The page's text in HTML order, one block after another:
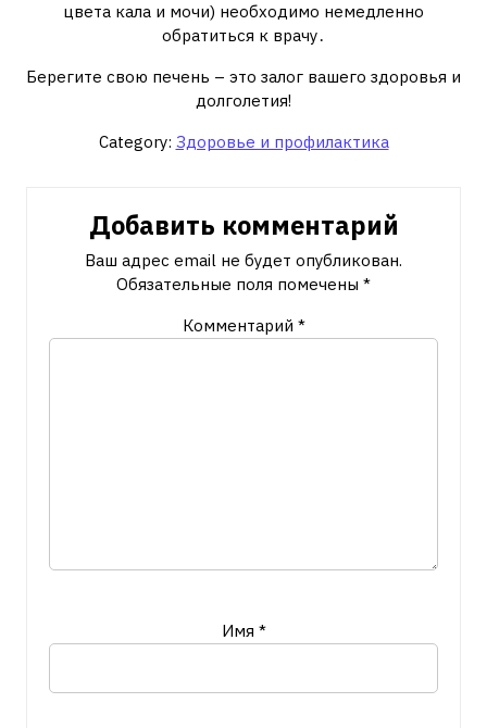
цвета кала и мочи) необходимо немедленно
обратиться к врачу․
Берегите свою печень – это залог вашего здоровья и
долголетия!
Category: Здоровье и профилактика
Добавить комментарий
Ваш адрес email не будет опубликован.
Обязательные поля помечены *
Комментарий *
Имя *